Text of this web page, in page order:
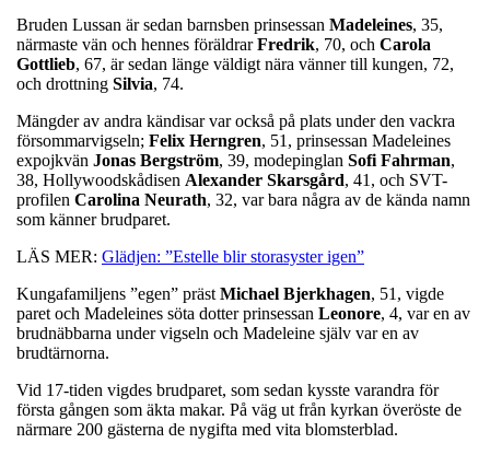
Bruden Lussan är sedan barnsben prinsessan Madeleines, 35,
närmaste vän och hennes föräldrarFredrik, 70, och Carola
Gottlieb, 67, är sedan länge väldigt nära vänner till kungen, 72,
och drottning Silvia, 74.
Mängder av andra kändisar var också på plats under den vackra
försommarvigseln; Felix Herngren, 51, prinsessan Madeleines
expojkvän Jonas Bergström, 39, modepinglan Sofi Fahrman,
38, Hollywoodskådisen Alexander Skarsgård, 41, och SVT-
profilen Carolina Neurath, 32, var bara några av de kända namn
som känner brudparet.
LÄS MER: Glädjen: ”Estelle blir storasyster igen”
Kungafamiljens ”egen” präst Michael Bjerkhagen, 51, vigde
paret och Madeleines söta dotter prinsessan Leonore, 4, var en av
brudnäbbarna under vigseln och Madeleine själv var en av
brudtärnorna.
Vid 17-tiden vigdes brudparet, som sedan kysste varandra för
första gången som äkta makar. På väg ut från kyrkan överöste de
närmare 200 gästerna de nygifta med vita blomsterblad.